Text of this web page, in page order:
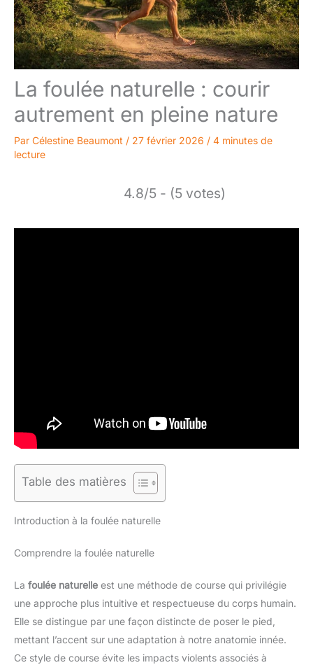
La foulée naturelle : courir
autrement en pleine nature
Par Célestine Beaumont / 27 février 2026 / 4 minutes de
lecture
4.8/5 - (5 votes)
Table des matières
Introduction à la foulée naturelle
Comprendre la foulée naturelle
La foulée naturelle est une méthode de course qui privilégie
une approche plus intuitive et respectueuse du corps humain.
Elle se distingue par une façon distincte de poser le pied,
mettant l’accent sur une adaptation à notre anatomie innée.
Ce style de course évite les impacts violents associés à